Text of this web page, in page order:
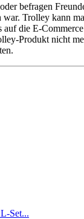
befragen
Trolley kann
die E-
Produkt nicht
Set...